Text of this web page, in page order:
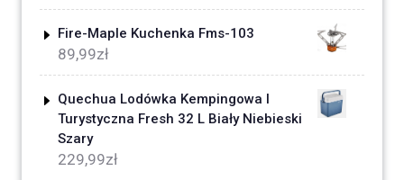
Fire-Maple Kuchenka Fms-103
89,99zł
Quechua Lodówka Kempingowa I
Turystyczna Fresh 32 L Biały Niebieski
Szary
229,99zł